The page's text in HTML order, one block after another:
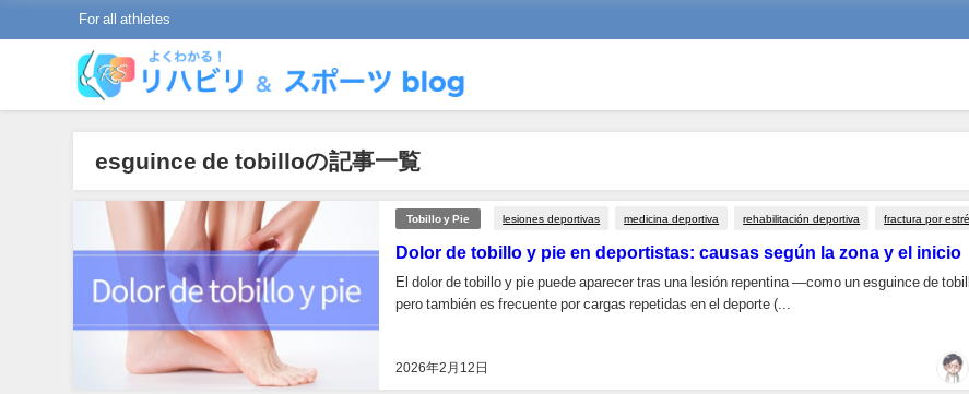
For all athletes
esguince de tobilloの記事一覧
Tobillo y Pie lesiones deportivas medicina deportiva rehabilitación deportiva fractura por
Dolor de tobillo y pie en deportistas: causas según la zona y el inicio
2026年2月12日
El dolor de tobillo y pie puede aparecer tras una lesión repentina —como un esguince de
pero también es frecuente por cargas repetidas en el deporte (...